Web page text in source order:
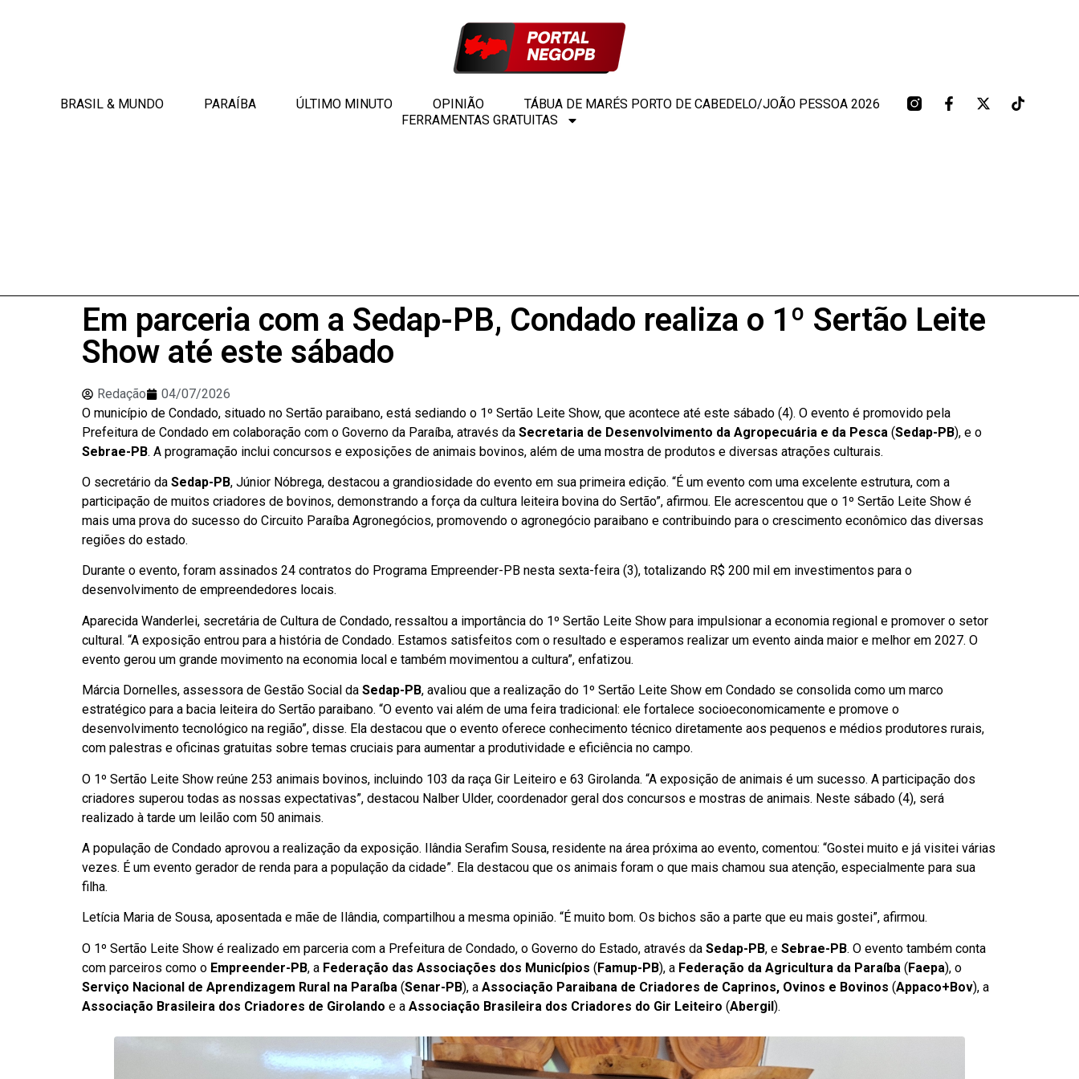
BRASIL & MUNDO PARAÍBA ÚLTIMO MINUTO OPINIÃO
TÁBUA DE MARÉS PORTO DE CABEDELO/JOÃO PESSOA 2026
FERRAMENTAS GRATUITAS
Em parceria com a Sedap-PB, Condado realiza o 1º Sertão Leite
Show até este sábado
Redação
04/07/2026
O município de Condado, situado no Sertão paraibano, está sediando o 1º Sertão Leite Show, que acontece até este sábado (4). O evento é promovido pela
Prefeitura de Condado em colaboração com o Governo da Paraíba, através da Secretaria de Desenvolvimento da Agropecuária e da Pesca (Sedap-PB), e o
Sebrae-PB. A programação inclui concursos e exposições de animais bovinos, além de uma mostra de produtos e diversas atrações culturais.
O secretário da Sedap-PB, Júnior Nóbrega, destacou a grandiosidade do evento em sua primeira edição. “É um evento com uma excelente estrutura, com a
participação de muitos criadores de bovinos, demonstrando a força da cultura leiteira bovina do Sertão”, afirmou. Ele acrescentou que o 1º Sertão Leite Show é
mais uma prova do sucesso do Circuito Paraíba Agronegócios, promovendo o agronegócio paraibano e contribuindo para o crescimento econômico das diversas
regiões do estado.
Durante o evento, foram assinados 24 contratos do Programa Empreender-PB nesta sexta-feira (3), totalizando R$ 200 mil em investimentos para o
desenvolvimento de empreendedores locais.
Aparecida Wanderlei, secretária de Cultura de Condado, ressaltou a importância do 1º Sertão Leite Show para impulsionar a economia regional e promover o setor
cultural. “A exposição entrou para a história de Condado. Estamos satisfeitos com o resultado e esperamos realizar um evento ainda maior e melhor em 2027. O
evento gerou um grande movimento na economia local e também movimentou a cultura”, enfatizou.
Márcia Dornelles, assessora de Gestão Social da Sedap-PB, avaliou que a realização do 1º Sertão Leite Show em Condado se consolida como um marco
estratégico para a bacia leiteira do Sertão paraibano. “O evento vai além de uma feira tradicional: ele fortalece socioeconomicamente e promove o
desenvolvimento tecnológico na região”, disse. Ela destacou que o evento oferece conhecimento técnico diretamente aos pequenos e médios produtores rurais,
com palestras e oficinas gratuitas sobre temas cruciais para aumentar a produtividade e eficiência no campo.
O 1º Sertão Leite Show reúne 253 animais bovinos, incluindo 103 da raça Gir Leiteiro e 63 Girolanda. “A exposição de animais é um sucesso. A participação dos
criadores superou todas as nossas expectativas”, destacou Nalber Ulder, coordenador geral dos concursos e mostras de animais. Neste sábado (4), será
realizado à tarde um leilão com 50 animais.
A população de Condado aprovou a realização da exposição. Ilândia Serafim Sousa, residente na área próxima ao evento, comentou: “Gostei muito e já visitei várias
vezes. É um evento gerador de renda para a população da cidade”. Ela destacou que os animais foram o que mais chamou sua atenção, especialmente para sua
filha.
Letícia Maria de Sousa, aposentada e mãe de Ilândia, compartilhou a mesma opinião. “É muito bom. Os bichos são a parte que eu mais gostei”, afirmou.
O 1º Sertão Leite Show é realizado em parceria com a Prefeitura de Condado, o Governo do Estado, através da Sedap-PB, e Sebrae-PB. O evento também conta
com parceiros como o Empreender-PB, a Federação das Associações dos Municípios (Famup-PB), a Federação da Agricultura da Paraíba (Faepa), o
Serviço Nacional de Aprendizagem Rural na Paraíba (Senar-PB), a Associação Paraibana de Criadores de Caprinos, Ovinos e Bovinos (Appaco+Bov), a
Associação Brasileira dos Criadores de Girolando e a Associação Brasileira dos Criadores do Gir Leiteiro (Abergil).